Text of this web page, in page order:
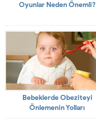
Oyunlar Neden Önemli?
Bebeklerde Obeziteyi
Önlemenin Yolları